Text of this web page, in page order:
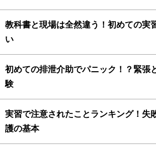
教科書と現場は全然違う！初めての実
い
初めての排泄介助でパニック！？緊張
験
実習で注意されたことランキング！失
護の基本